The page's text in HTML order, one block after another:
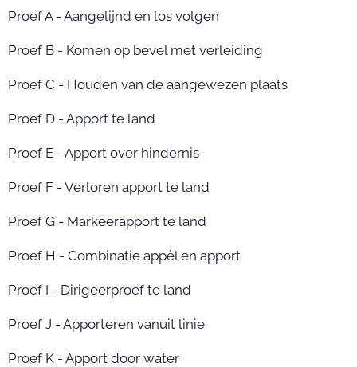
Proef A - Aangelijnd en los volgen
Proef B - Komen op bevel met verleiding
Proef C - Houden van de aangewezen plaats
Proef D - Apport te land
Proef E - Apport over hindernis
Proef F - Verloren apport te land
Proef G - Markeerapport te land
Proef H - Combinatie appèl en apport
Proef I - Dirigeerproef te land
Proef J - Apporteren vanuit linie
Proef K - Apport door water